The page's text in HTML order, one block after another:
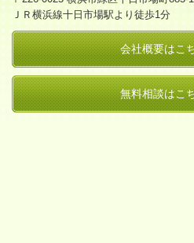
ＪＲ横浜線十日市場駅より徒歩1分
会社概要はこ
無料相談はこ